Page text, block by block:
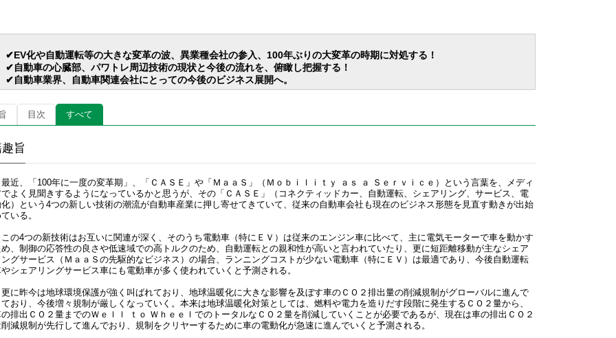
化や自動運転等の大きな変革の波、異業種会社の参入、100年ぶりの大変革の時期に対処する！
動車の心臓部、パワトレ周辺技術の現状と今後の流れを、俯瞰し把握する！
動車業界、自動車関連会社にとっての今後のビジネス展開へ。
目次 すべて
旨
近、「100年に一度の変革期」、「ＣＡＳＥ」や「ＭａａＳ」（Ｍｏｂｉｌｉｔｙ ａｓ ａ Ｓｅｒｖｉｃｅ）という言葉を、メディ
よく見聞きするようになっているかと思うが、その「ＣＡＳＥ」（コネクティッドカー、自動運転、シェアリング、サービス、電
）という4つの新しい技術の潮流が自動車産業に押し寄せてきていて、従来の自動車会社も現在のビジネス形態を見直す動きが出始
いる。
の4つの新技術はお互いに関連が深く、そのうち電動車（特にＥＶ）は従来のエンジン車に比べて、主に電気モーターで車を動かす
、制御の応答性の良さや低速域での高トルクのため、自動運転との親和性が高いと言われていたり、更に短距離移動が主なシェア
グサービス（ＭａａＳの先駆的なビジネス）の場合、ランニングコストが少ない電動車（特にＥＶ）は最適であり、今後自動運転
シェアリングサービス車にも電動車が多く使われていくと予測される。
に昨今は地球環境保護が強く叫ばれており、地球温暖化に大きな影響を及ぼす車のＣＯ２排出量の削減規制がグローバルに進んで
おり、今後増々規制が厳しくなっていく。本来は地球温暖化対策としては、燃料や電力を造りだす段階に発生するＣＯ２量から、
排出ＣＯ２量までのＷｅｌｌ ｔｏ ＷｈｅｅｌでのトータルなＣＯ２量を削減していくことが必要であるが、現在は車の排出ＣＯ２
減規制が先行して進んでおり、規制をクリヤーするために車の電動化が急速に進んでいくと予測される。